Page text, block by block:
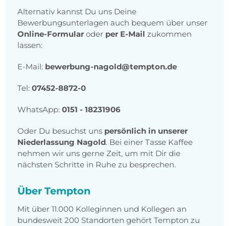
Alternativ kannst Du uns Deine
Bewerbungsunterlagen auch bequem über unser
Online-Formular oder per E-Mail zukommen
lassen:
E-Mail: bewerbung-nagold@tempton.de
Tel: 07452-8872-0
WhatsApp: 0151 - 18231906
Oder Du besuchst uns persönlich in unserer
Niederlassung Nagold. Bei einer Tasse Kaffee
nehmen wir uns gerne Zeit, um mit Dir die
nächsten Schritte in Ruhe zu besprechen.
Über Tempton
Mit über 11.000 Kolleginnen und Kollegen an
bundesweit 200 Standorten gehört Tempton zu